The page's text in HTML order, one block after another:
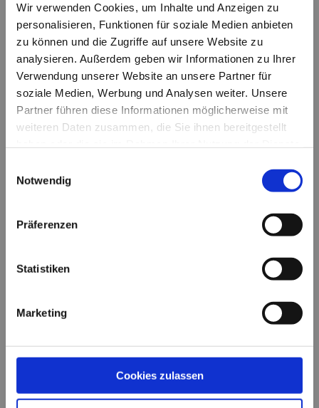
Wir verwenden Cookies, um Inhalte und Anzeigen zu
personalisieren, Funktionen für soziale Medien anbieten
zu können und die Zugriffe auf unsere Website zu
analysieren. Außerdem geben wir Informationen zu Ihrer
Verwendung unserer Website an unsere Partner für
soziale Medien, Werbung und Analysen weiter. Unsere
Partner führen diese Informationen möglicherweise mit
weiteren Daten zusammen, die Sie ihnen bereitgestellt
Notwendig
Präferenzen
Statistiken
Marketing
Cookies zulassen
Senden Sie mir bitte eine E-Mail
(Bevorzugt)
michaelbreyel@michael-breyel-
steuerberater.de
Jetzt E-Mail senden


Telefon: 040 / 39 90 21 70